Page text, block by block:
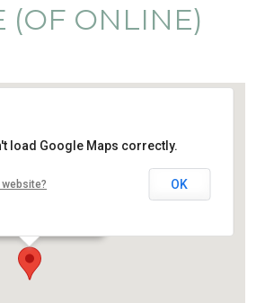
(OF ONLINE)
load Google Maps correctly.
OK